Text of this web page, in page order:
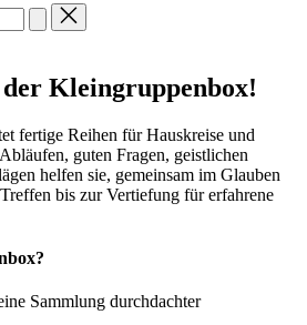
Kleingruppenbox!
fertige Reihen für Hauskreise und
guten Fragen, geistlichen
helfen sie, gemeinsam im Glauben
bis zur Vertiefung für erfahrene
Sammlung durchdachter